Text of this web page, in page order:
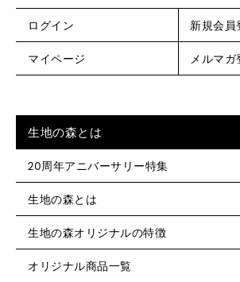
ログイン 新規会員
マイページ メルマ
生地の森とは
20周年アニバーサリー特集
生地の森とは
生地の森オリジナルの特徴
オリジナル商品一覧